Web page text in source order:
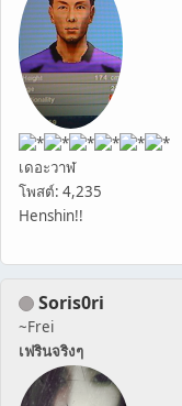
เดอะวาฬ
โพสต์: 4,235
Henshin!!
Soris0ri
~Frei
เฟรินจริงๆ